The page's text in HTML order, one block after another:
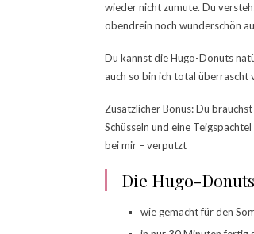
wieder nicht zumute. Du
obendrein noch wunderschön
Du kannst die Hugo-Donuts
auch so bin ich total überrascht
Zusätzlicher Bonus: Du
Schüsseln und eine
bei mir – verputzt
Die Hugo-
wie gemacht für den